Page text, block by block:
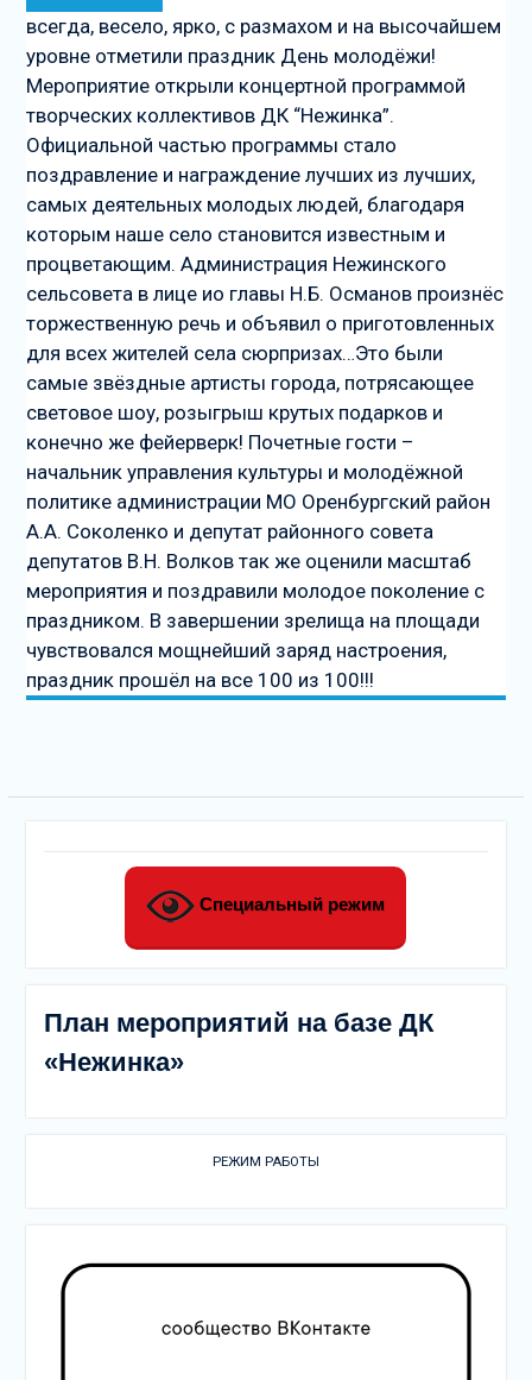
всегда, весело, ярко, с размахом и на высочайшем
уровне отметили праздник День молодёжи!
Мероприятие открыли концертной программой
творческих коллективов ДК “Нежинка”.
Официальной частью программы стало
поздравление и награждение лучших из лучших,
самых деятельных молодых людей, благодаря
которым наше село становится известным и
процветающим. Администрация Нежинского
сельсовета в лице ио главы Н.Б. Османов произнёс
торжественную речь и объявил о приготовленных
для всех жителей села сюрпризах…Это были
самые звёздные артисты города, потрясающее
световое шоу, розыгрыш крутых подарков и
конечно же фейерверк! Почетные гости –
начальник управления культуры и молодёжной
политике администрации МО Оренбургский район
А.А. Соколенко и депутат районного совета
депутатов В.Н. Волков так же оценили масштаб
мероприятия и поздравили молодое поколение с
праздником. В завершении зрелища на площади
чувствовался мощнейший заряд настроения,
праздник прошёл на все 100 из 100!!!
Специальный режим
План мероприятий на базе ДК
«Нежинка»
РЕЖИМ РАБОТЫ